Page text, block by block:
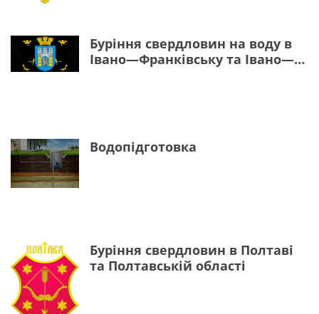
Буріння свердловин на воду в
Івано—Франківську та Івано—
Водопідготовка
Буріння свердловин в Полтаві
та Полтавській області